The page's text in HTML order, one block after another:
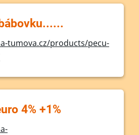
tumova.cz/products/pecu-
4% +1%